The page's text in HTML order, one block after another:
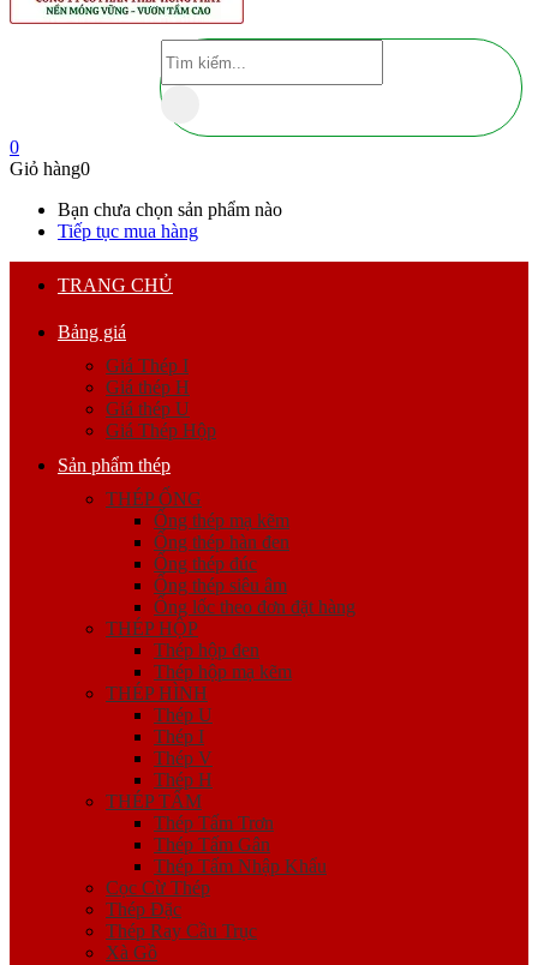
0
Giỏ hàng0
Bạn chưa chọn sản phẩm nào
Tiếp tục mua hàng
TRANG CHỦ
Bảng giá
Giá Thép I
Giá thép H
Giá thép U
Giá Thép Hộp
Sản phẩm thép
THÉP ỐNG
Ống thép mạ kẽm
Ống thép hàn đen
Ống thép đúc
Ống thép siêu âm
Ống lốc theo đơn đặt hàng
THÉP HỘP
Thép hộp đen
Thép hộp mạ kẽm
THÉP HÌNH
Thép U
Thép I
Thép V
Thép H
THÉP TẤM
Thép Tấm Trơn
Thép Tấm Gân
Thép Tấm Nhập Khẩu
Cọc Cừ Thép
Thép Đặc
Thép Ray Cầu Trục
Xà Gồ